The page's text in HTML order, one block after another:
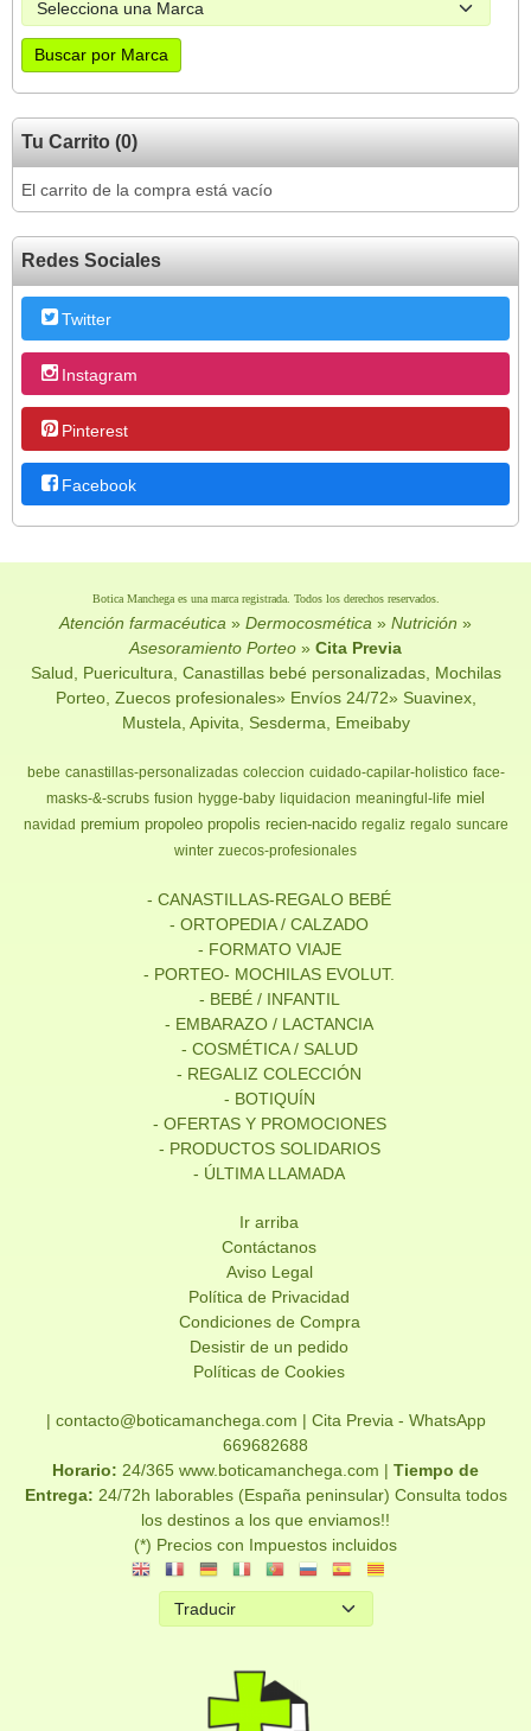
Tu Carrito (0)
El carrito de la compra está vacío
Redes Sociales
Twitter
Instagram
Pinterest
Facebook
Botica Manchega es una marca registrada. Todos los derechos reservados.
Atención farmacéutica » Dermocosmética » Nutrición »
Asesoramiento Porteo » Cita Previa
Salud, Puericultura, Canastillas bebé personalizadas, Mochilas
Porteo, Zuecos profesionales» Envíos 24/72» Suavinex,
Mustela, Apivita, Sesderma, Emeibaby
bebe canastillas-personalizadas coleccion cuidado-capilar-holistico face-
masks-&-scrubs fusion hygge-baby liquidacion meaningful-life miel
navidad premium propoleo propolis recien-nacido regaliz regalo suncare
winter zuecos-profesionales
- CANASTILLAS-REGALO BEBÉ
- ORTOPEDIA / CALZADO
- FORMATO VIAJE
- PORTEO- MOCHILAS EVOLUT.
- BEBÉ / INFANTIL
- EMBARAZO / LACTANCIA
- COSMÉTICA / SALUD
- REGALIZ COLECCIÓN
- BOTIQUÍN
- OFERTAS Y PROMOCIONES
- PRODUCTOS SOLIDARIOS
- ÚLTIMA LLAMADA
Ir arriba
Contáctanos
Aviso Legal
Política de Privacidad
Condiciones de Compra
Desistir de un pedido
Políticas de Cookies
| contacto@boticamanchega.com | Cita Previa - WhatsApp
669682688
Horario: 24/365 www.boticamanchega.com | Tiempo de
Entrega: 24/72h laborables (España peninsular) Consulta todos
los destinos a los que enviamos!!
(*) Precios con Impuestos incluidos